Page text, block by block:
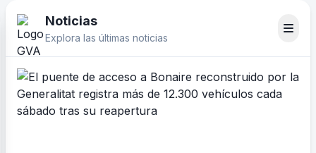
Noticias
Explora las últimas noticias